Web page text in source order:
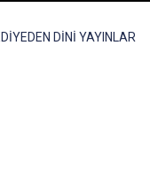
DİNİ YAYINLAR